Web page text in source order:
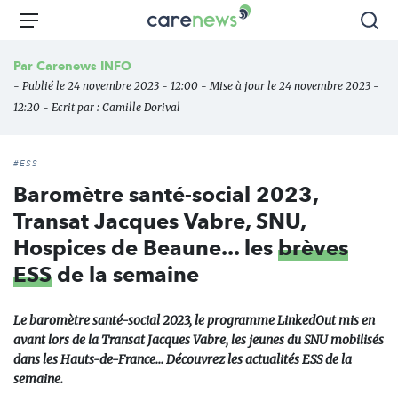
Aller
principal
Carenews,
des
acteurs
Menu
Par Carenews INFO
- Publié le 24 novembre 2023 - 12:00 - Mise à jour le 24 novembre 2023 -
12:20 - Ecrit par : Camille Dorival
#ESS
Baromètre santé-social 2023,
Transat Jacques Vabre, SNU,
Hospices de Beaune... les brèves
ESS de la semaine
Le baromètre santé-social 2023, le programme LinkedOut mis en
avant lors de la Transat Jacques Vabre, les jeunes du SNU mobilisés
dans les Hauts-de-France… Découvrez les actualités ESS de la
semaine.